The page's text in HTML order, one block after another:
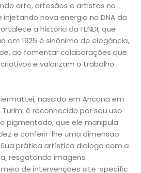
arte, artesãos e artistas no
nova energia no DNA da
a história da FENDI, que
em 1925 é sinônimo de elegância,
ao fomentar colaborações que
e valorizam o trabalho
nascido em Ancona em
é reconhecido por seu uso
pigmentado, que ele manipula
e conferir-lhe uma dimensão
prática artística dialoga com a
resgatando imagens
de intervenções site-specific